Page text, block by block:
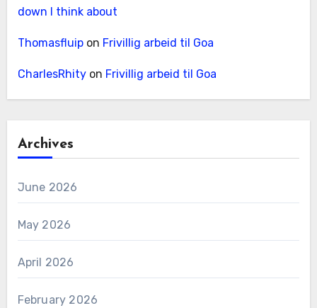
down I think about
Thomasfluipon Frivillig arbeid til Goa
CharlesRhityon Frivillig arbeid til Goa
Archives
June 2026
May 2026
April 2026
February 2026